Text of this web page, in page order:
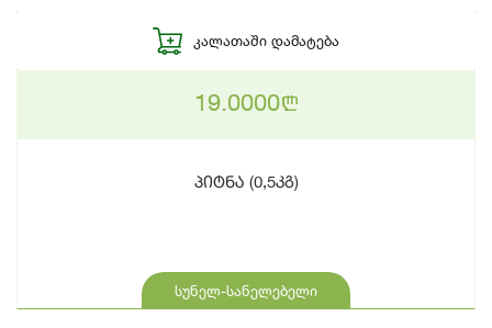
ᲙᲐᲚᲐᲗᲐᲨᲘ ᲓᲐᲛᲐᲢᲔᲑᲐ
19.0000n
პიტნა (0,5კგ)
სუნელ-სანელებელი